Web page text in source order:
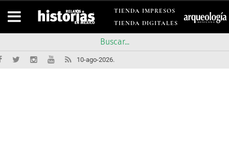
TIENDA IMPRESOS
TIENDA DIGITALES
10-ago-2026.